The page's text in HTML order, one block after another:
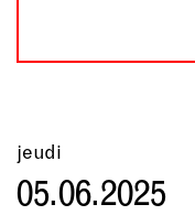
jeudi
05.06.2025